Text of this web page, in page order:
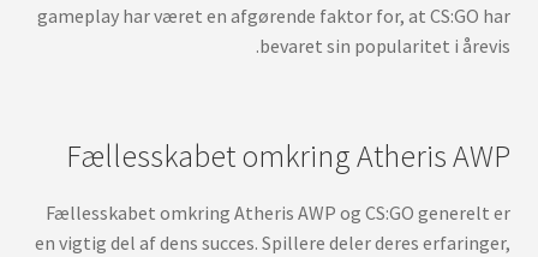
gameplay har været en afgørende faktor for, at CS:GO har
bevaret sin popularitet i årevis.
Fællesskabet omkring Atheris AWP
Fællesskabet omkring Atheris AWP og CS:GO generelt er
en vigtig del af dens succes. Spillere deler deres erfaringer,